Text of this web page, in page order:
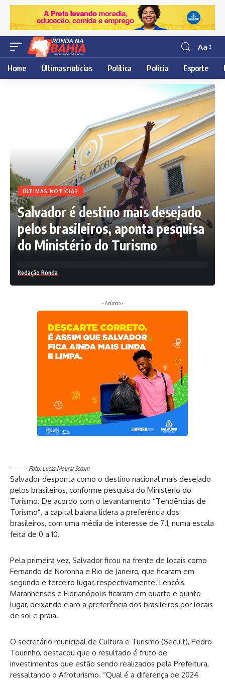
Resisor
de
fonte
Aa
Home Últimas notícias Política Polícia Esporte
ÚLTIMAS NOTÍCIAS
Salvador é destino mais desejado
pelos brasileiros, aponta pesquisa
do Ministério do Turismo
Redação Ronda
- Anúncio -
Foto: Lucas Moura/ Secom
Salvador desponta como o destino nacional mais desejado
pelos brasileiros, conforme pesquisa do Ministério do
Turismo. De acordo com o levantamento “Tendências de
Turismo”, a capital baiana lidera a preferência dos
brasileiros, com uma média de interesse de 7.1, numa escala
feita de 0 a 10.
Pela primeira vez, Salvador ficou na frente de locais como
Fernando de Noronha e Rio de Janeiro, que ficaram em
segundo e terceiro lugar, respectivamente. Lençóis
Maranhenses e Florianópolis ficaram em quarto e quinto
lugar, deixando claro a preferência dos brasileiros por locais
de sol e praia.
O secretário municipal de Cultura e Turismo (Secult), Pedro
Tourinho, destacou que o resultado é fruto de
investimentos que estão sendo realizados pela Prefeitura,
ressaltando o Afroturismo. “Qual é a diferença de 2024